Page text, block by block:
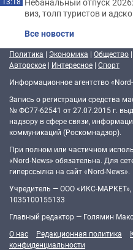
виз, толп туристов и
Все новости
Политика | Экономика | Общество |
Авторское | Интересное | Спорт
Информационное агентство
Запись о регистрации средства
№ ФС77-62541 от 27.07.2015 г.
надзору в сфере связи,
коммуникаций (Роскомнадзор).
При полном или частичном
«Nord-News» обязательна. Для
гиперссылка на сайт «Nord-News».
Учредитель — ООО «ИКС-
1035100155133
Главный редактор — Голямин
О нас
Редакционная политика
конфиденциальности